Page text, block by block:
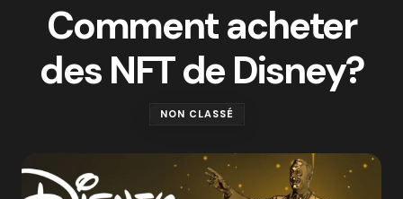
Comment acheter
des NFT de Disney?
NON CLASSÉ